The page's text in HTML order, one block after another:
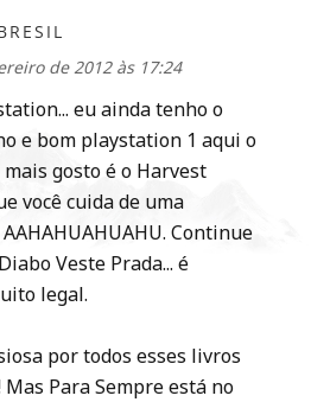
de 2012 às 17:24
eu ainda tenho o
e bom playstation 1 aqui o
gosto é o Harvest
você cuida de uma
Continue
Veste Prada... é
legal.
por todos esses livros
Mas Para Sempre está no